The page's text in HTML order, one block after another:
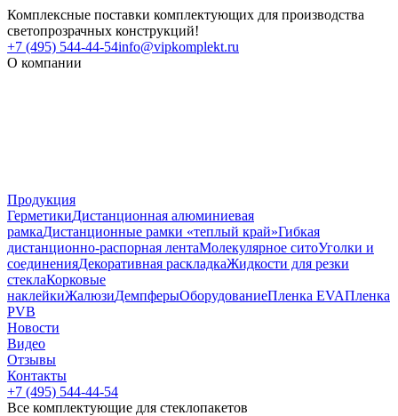
Комплексные поставки комплектующих для производства
светопрозрачных конструкций!
+7 (495) 544-44-54info@vipkomplekt.ru
О компании
Продукция
ГерметикиДистанционная алюминиевая
рамкаДистанционные рамки «теплый край»Гибкая
дистанционно-распорная лентаМолекулярное ситоУголки и
соединенияДекоративная раскладкаЖидкости для резки
стеклаКорковые
наклейкиЖалюзиДемпферыОборудованиеПленка EVAПленка
PVB
Новости
Видео
Отзывы
Контакты
+7 (495) 544-44-54
Все комплектующие для стеклопакетов